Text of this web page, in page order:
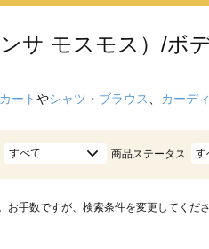
サ モスモス）/ボ
ートやシャツ・ブラウス カーデ
すべて 商品ステータス す
手数ですが、検索条件を変更してくださ